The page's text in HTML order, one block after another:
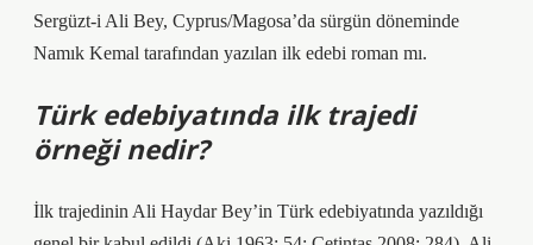
Sergüzt-i Ali Bey, Cyprus/Magosa’da sürgün döneminde
Namık Kemal tarafından yazılan ilk edebi roman mı.
Türk edebiyatında ilk trajedi
örneği nedir?
İlk trajedinin Ali Haydar Bey’in Türk edebiyatında yazıldığı